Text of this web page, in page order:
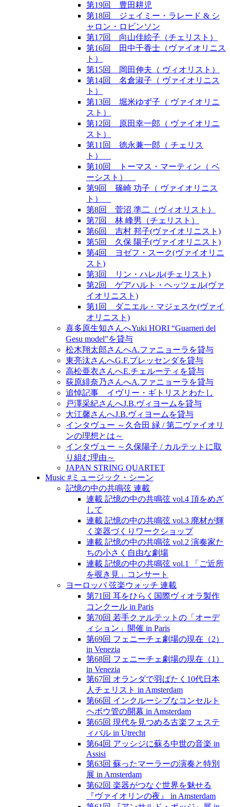
第19回 豊田耕児
第18回 ジェイミー・ラレード & シ
ャロン・ロビンソン
第17回 向山佳絵子（チェリスト）
第16回 田中千香士（ヴァイオリニス
ト）
第15回 岡田伸夫（ ヴィオリスト）
第14回 名倉淑子（ ヴァイオリニス
ト）
第13回 堀米ゆず子（ ヴァイオリニ
スト）
第12回 原田幸一郎（ ヴァイオリニ
スト）
第11回 徳永兼一郎（ チェリス
ト）
第10回 トーマス・マーティン（ ベ
ーシスト）
第9回 篠崎 功子（ ヴァイオリニス
ト）
第8回 菅沼 準二（ヴィオリスト）
第7回 林 峰男（チェリスト）
第6回 吉村 邦子(ヴァイオリニスト)
第5回 久保 陽子(ヴァイオリニスト)
第4回 ヨゼフ・スーク(ヴァイオリニ
スト)
第3回 リン・ハレル(チェリスト)
第2回 ゲアハルト・ヘッツェル(ヴァ
イオリニスト)
第1回 ダニエル・マジェスケ(ヴァイ
オリニスト)
喜多原生知さんへYuki HORI “Guarneri del
Gesu model”を貸与
松木翔太郎さんへA.ファニョーラを貸与
東亮汰さんへG.F.プレッセンダを貸与
高松亜衣さんへE.チェルーティを貸与
荻原緋奈乃さんへA.ファニョーラを貸与
追悼記事 イヴリー・ギトリスとわたし
戸澤采紀さんへJ.B.ヴィヨームを貸与
大江馨さんへJ.B.ヴィヨームを貸与
インタヴュー ～久合田 緑 / 第二ヴァイオリ
ンの理想とは～
インタヴュー ～久保陽子 / カルテットに取
り組む理由～
JAPAN STRING QUARTET
Music #ミュージック・シーン
記憶の中の共鳴弦 連載
連載 記憶の中の共鳴弦 vol.4 頂をめざ
して
連載 記憶の中の共鳴弦 vol.3 廃材が輝
く楽器づくりワークショップ
連載 記憶の中の共鳴弦 vol.2 演奏家た
ちの小さく自由な劇場
連載 記憶の中の共鳴弦 vol.1 「ご近所
を覗き見」コンサート
ヨーロッパ 弦楽ウォッチ 連載
第71回 耳をひらく国際ヴィオラ製作
コンクール in Paris
第70回 若手クァルテットの「オーデ
ィション」開催 in Paris
第69回 フェニーチェ劇場の現在（2）
in Venezia
第68回 フェニーチェ劇場の現在（1）
in Venezia
第67回 オランダで羽ばたく10代日本
人チェリスト in Amsterdam
第66回 インクルーシブなコンセルト
ヘボウ管の開幕 in Amsterdam
第65回 現代を見つめる古楽フェステ
ィバル in Utrecht
第64回 アッシジに蘇る中世の音楽 in
Assisi
第63回 蘇ったマーラーの演奏と特別
展 in Amsterdam
第62回 楽器がつなぐ世界を魅せる
『ヴァイオリンの夜』 in Amsterdam